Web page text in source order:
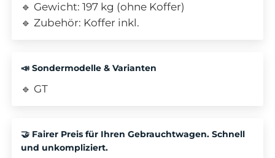
🔹 Gewicht: 197 kg (ohne Koffer)
🔹 Zubehör: Koffer inkl.
📣 Sondermodelle & Varianten
🔹 GT
🤝 Fairer Preis für Ihren Gebrauchtwagen. Schnell
und unkompliziert.